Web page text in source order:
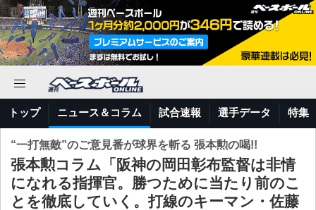
トップ ニュース＆コラム 試合速報 選手データ 特集
“一打無敵”のご意見番が球界を斬る 張本勲の喝!!
張本勲コラム「阪神の岡田彰布監督は非情
になれる指揮官。勝つために当たり前のこ
とを徹底していく。打線のキーマン・佐藤